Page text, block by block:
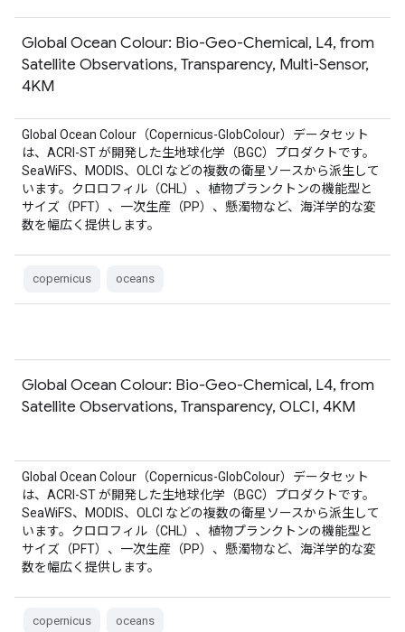
Global Ocean Colour: Bio-Geo-Chemical, L4, from
Satellite Observations, Transparency, Multi-Sensor,
4KM
Global Ocean Colour（Copernicus-GlobColour）データセット
は、ACRI-ST が開発した生地球化学（BGC）プロダクトです。
SeaWiFS、MODIS、OLCI などの複数の衛星ソースから派生して
います。クロロフィル（CHL）、植物プランクトンの機能型と
サイズ（PFT）、一次生産（PP）、懸濁物など、海洋学的な変
数を幅広く提供します。
copernicus oceans
Global Ocean Colour: Bio-Geo-Chemical, L4, from
Satellite Observations, Transparency, OLCI, 4KM
Global Ocean Colour（Copernicus-GlobColour）データセット
は、ACRI-ST が開発した生地球化学（BGC）プロダクトです。
SeaWiFS、MODIS、OLCI などの複数の衛星ソースから派生して
います。クロロフィル（CHL）、植物プランクトンの機能型と
サイズ（PFT）、一次生産（PP）、懸濁物など、海洋学的な変
数を幅広く提供します。
copernicus oceans